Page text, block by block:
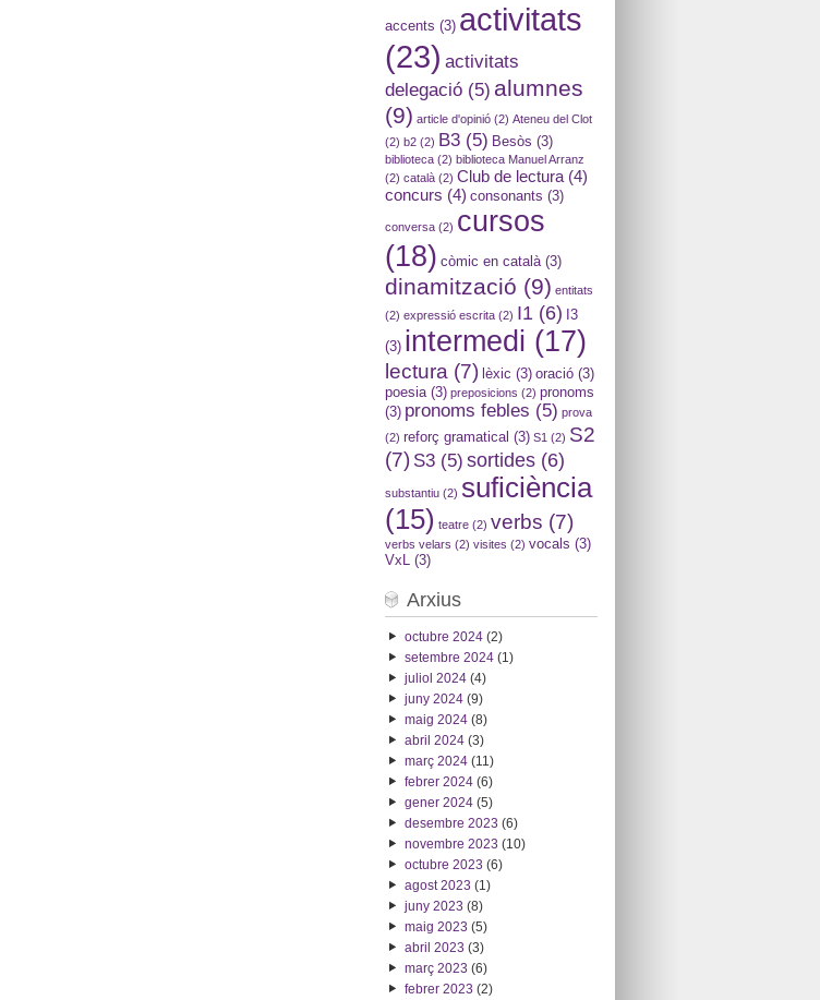
accents (3) activitats
(23) activitats
delegació(5) alumnes
(9) article d'opinió(2) Ateneu del Clot
(2) b2(2) B3(5) Besòs (3)
biblioteca(2) biblioteca Manuel Arranz
(2) català(2) Club de lectura(4)
concurs (4) consonants (3)
conversa(2) cursos
(18) còmic en català(3)
dinamització (9) entitats
(2) expressió escrita(2) I1(6) I3
(3) intermedi (17)
lectura(7) lèxic (3) oració(3)
poesia(3) preposicions (2) pronoms
(3) pronoms febles (5) prova
(2) reforç gramatical (3) S1(2) S2
(7) S3(5) sortides(6)
substantiu(2) suficiència
(15) teatre(2) verbs (7)
verbs velars (2) visites (2) vocals (3)
VxL(3)
Arxius
octubre 2024(2)
setembre 2024(1)
juliol 2024(4)
juny 2024(9)
maig 2024(8)
abril 2024(3)
març 2024(11)
febrer 2024(6)
gener 2024(5)
desembre 2023 (6)
novembre 2023 (10)
octubre 2023 (6)
agost 2023 (1)
juny 2023 (8)
maig 2023 (5)
abril 2023 (3)
març 2023 (6)
febrer 2023 (2)